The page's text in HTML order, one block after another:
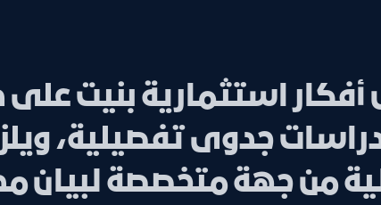
استثمارية بنيت
جدوى تفصيلية،
من جهة متخصصة لبيان